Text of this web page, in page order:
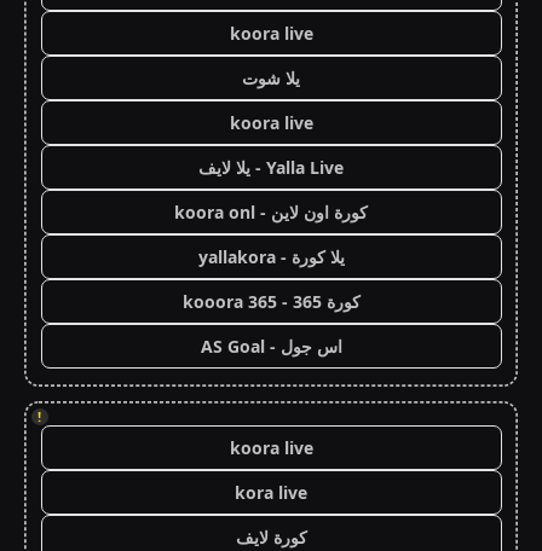
koora live
يلا شوت
koora live
Yalla Live - يلا لايف
كورة اون لاين - koora onl
يلا كورة - yallakora
كورة 365 - kooora 365
اس جول - AS Goal
!
koora live
kora live
كورة لايف